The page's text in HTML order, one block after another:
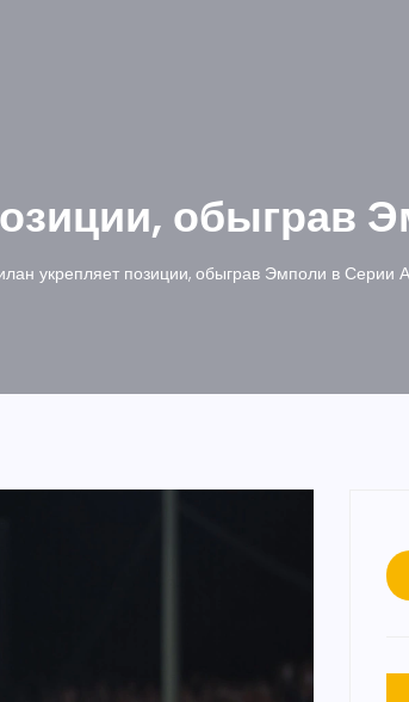
обыграв
укрепляет позиции, обыграв Эмполи в Серии А